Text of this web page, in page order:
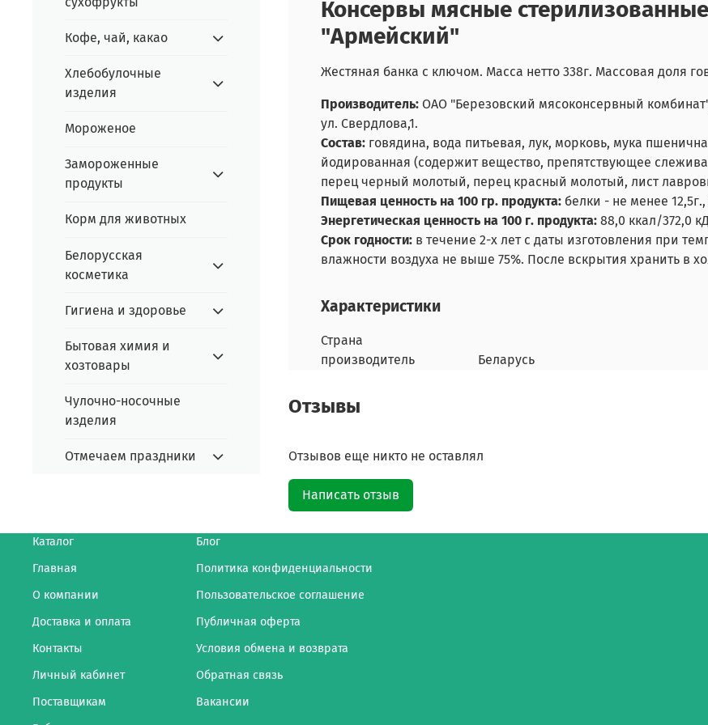
Консервы мясные
"Армейский"
Жестяная банка с ключом. Масса нетто 338г. Массовая доля
Производитель: ОАО "Березовский мясоконсервный
ул. Свердлова,1.
Состав: говядина, вода питьевая, лук, морковь, мука
йодированная (содержит вещество, препятствующее
перец черный молотый, перец красный молотый, лист
Пищевая ценность на 100 гр. продукта: белки - не менее
Энергетическая ценность на 100 г. продукта: 88,0 ккал/372,0
Срок годности: в течение 2-х лет с даты изготовления при
влажности воздуха не выше 75%. После вскрытия хранить в
Характеристики
Страна
производитель
Беларусь
Отзывы
Отзывов еще никто не оставлял
Написать отзыв
Кофе, чай, какао
Хлебобулочные
изделия
Мороженое
Замороженные
продукты
Корм для животных
Белорусская
косметика
Гигиена и здоровье
Бытовая химия и
хозтовары
Чулочно-носочные
изделия
Отмечаем праздники
Каталог
Главная
О компании
Доставка и оплата
Контакты
Личный кабинет
Поставщикам
Блог
Политика конфиденциальности
Пользовательское соглашение
Публичная оферта
Условия обмена и возврата
Обратная связь
Вакансии